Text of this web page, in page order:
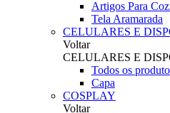
Artigos Para
Tela Aramarada
CELULARES E
Voltar
CELULARES E
Todos os
Capa
COSPLAY
Voltar